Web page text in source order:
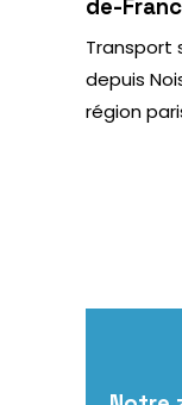
de-
Transport
depuis
région